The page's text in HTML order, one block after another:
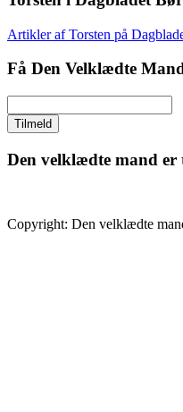
Artikler af Torsten på
Få Den Velklædte
Den velklædte mand er
Copyright: Den velklædte